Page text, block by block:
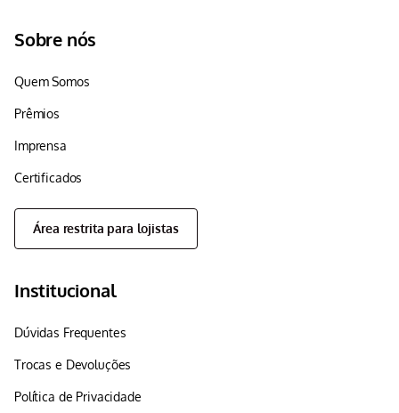
Sobre nós
Quem Somos
Prêmios
Imprensa
Certificados
Área restrita para lojistas
Institucional
Dúvidas Frequentes
Trocas e Devoluções
Política de Privacidade